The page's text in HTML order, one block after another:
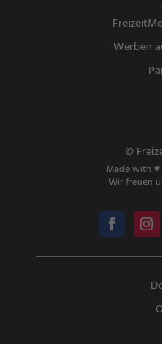
Werben
©
Made with
Wir freuen